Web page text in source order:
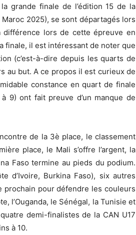
grande finale de l’édition 15 de la
Maroc 2025), se sont départagés lors
lors de cette épreuve en
finale, il est intéressant de noter que
(c’est-à-dire depuis les quarts de
au but. A ce propos il est curieux de
constance en quart de finale
9) ont fait preuve d’un manque de
de la 3è place, le classement
place, le Mali s’offre l’argent, la
Faso termine au pieds du podium.
d’Ivoire, Burkina Faso), six autres
prochain pour défendre les couleurs
l’Ouganda, le Sénégal, la Tunisie et
demi-finalistes de la CAN U17
à 10.